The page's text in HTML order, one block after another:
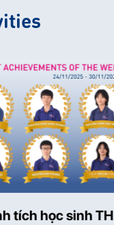
tích học sinh TH